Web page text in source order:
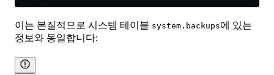
이는 본질적으로 시스템 테이블 system.backups에 있는
정보와 동일합니다: